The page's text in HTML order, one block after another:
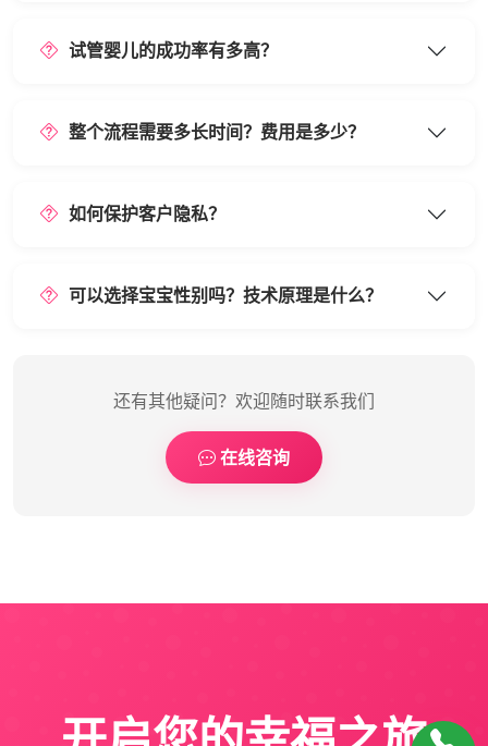
试管婴儿的成功率有多高？
整个流程需要多长时间？费用是多少？
如何保护客户隐私？
可以选择宝宝性别吗？技术原理是什么？
还有其他疑问？欢迎随时联系我们
在线咨询